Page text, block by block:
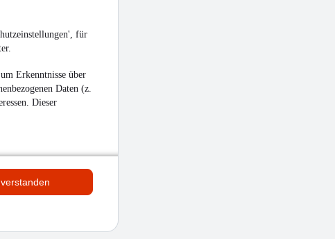
für
Erkenntnisse über
Daten (z.
Dieser